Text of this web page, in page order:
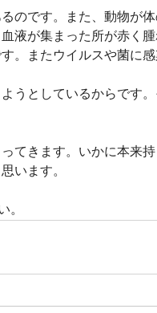
のです。また、動物が
液が集まった所が赤く
。またウイルスや菌に
うとしているからです
てきます。いかに本来
います。
。